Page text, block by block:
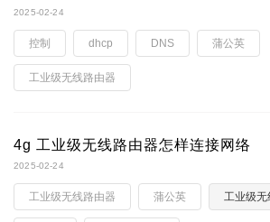
2025-02-24
控制 dhcp DNS 蒲公英
工业级无线路由器
4g 工业级无线路由器怎样连接网络
2025-02-24
工业级无线路由器 蒲公英 工业级无